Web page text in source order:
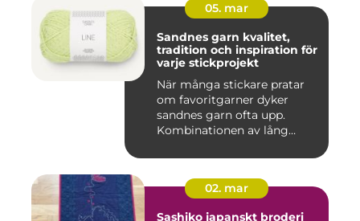
05. mar
Sandnes garn kvalitet,
tradition och inspiration för
varje stickprojekt
När många stickare pratar
om favoritgarner dyker
sandnes garn ofta upp.
Kombinationen av lång
02. mar
Sashiko japanskt broderi